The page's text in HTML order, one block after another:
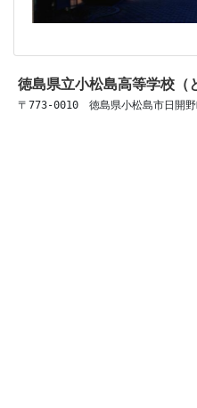
徳島県立小松島高等学校（
〒773-0010　徳島県小松島市日開